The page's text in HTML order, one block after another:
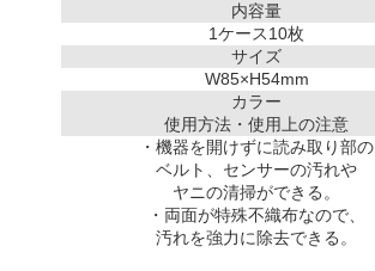
内容量
1ケース10枚
サイズ
W85×H54mm
カラー
使用方法・使用上の注意
・機器を開けずに読み取り部の
ベルト、センサーの汚れや
ヤニの清掃ができる。
・両面が特殊不織布なので、
汚れを強力に除去できる。